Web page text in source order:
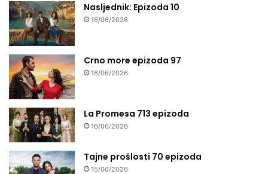
Nasljednik: Epizoda 10
16/06/2026
Crno more epizoda 97
16/06/2026
La Promesa 713 epizoda
16/06/2026
Tajne prošlosti 70 epizoda
15/06/2026